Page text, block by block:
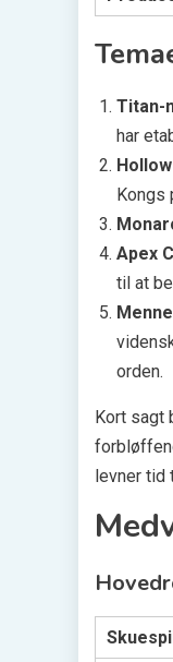
Titan-
har
Kongs
Apex
til at
orden.
Kort sagt
levner tid